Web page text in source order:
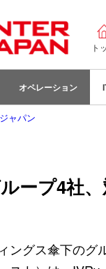
ト
オペレーション
ャパン
ープ4社
ングス傘下のグ